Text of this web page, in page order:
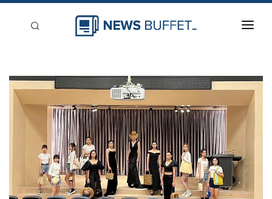
新聞稿分類
登入